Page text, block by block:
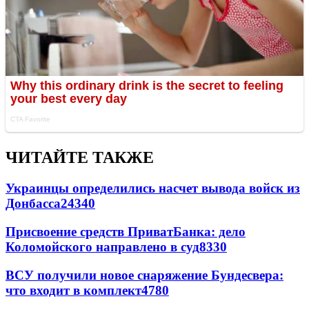
ЧИТАЙТЕ ТАКЖЕ
Украинцы определились насчет вывода войск из
Донбасса24340
Присвоение средств ПриватБанка: дело
Коломойского направлено в суд8330
ВСУ получили новое снаряжение Бундесвера:
что входит в комплект4780